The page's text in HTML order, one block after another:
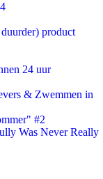
product
24 uur
& Zwemmen in
#2
Was Never Really